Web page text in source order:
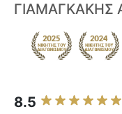
ΓΙΑΜΑΓΚΑΚΗΣ
8.5